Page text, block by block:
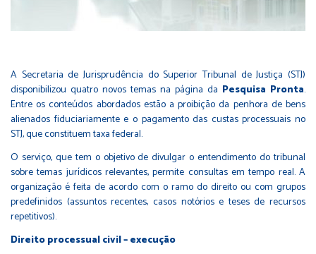
A Secretaria de Jurisprudência do Superior Tribunal de Justiça (STJ)
disponibilizou quatro novos temas na página da Pesquisa Pronta.
Entre os conteúdos abordados estão a proibição da penhora de bens
alienados fiduciariamente e o pagamento das custas processuais no
STJ, que constituem taxa federal.
O serviço, que tem o objetivo de divulgar o entendimento do tribunal
sobre temas jurídicos relevantes, permite consultas em tempo real. A
organização é feita de acordo com o ramo do direito ou com grupos
predefinidos (assuntos recentes, casos notórios e teses de recursos
repetitivos).
Direito processual civil – exe​​cução